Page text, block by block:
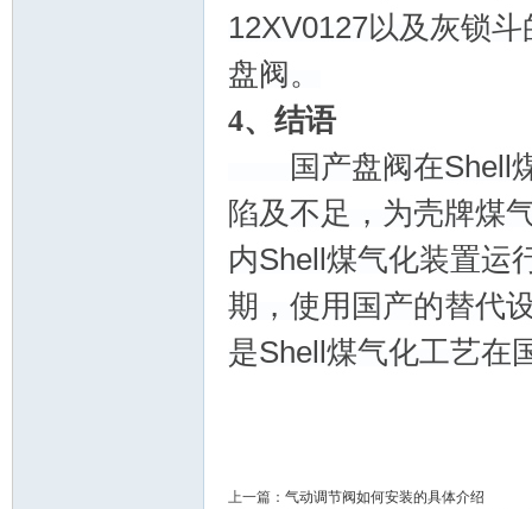
12XV0127以及灰锁
盘阀。
4、结语
国产盘阀在Shell煤
陷及不足，为壳牌煤
内Shell煤气化装置运
期，使用国产的替代
是Shell煤气化工艺在
上一篇： 气动调节阀如何安装的具体介绍